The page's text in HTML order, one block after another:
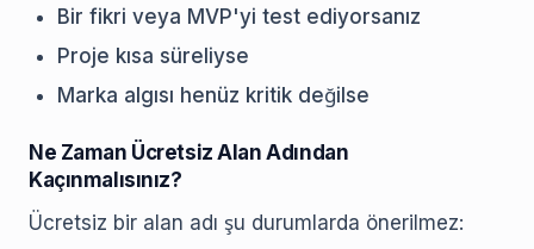
Bir fikri veya MVP'yi test ediyorsanız
Proje kısa süreliyse
Marka algısı henüz kritik değilse
Ne Zaman Ücretsiz Alan Adından
Kaçınmalısınız?
Ücretsiz bir alan adı şu durumlarda önerilmez: